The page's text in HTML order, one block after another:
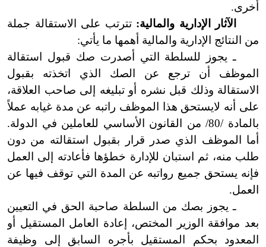
أخرى.
الآثار
الإدارية والمالية: تترتب على الاستقالة جملة
من النتائج الإدارية والمالية أهمها ما يأتي:
ـ يجوز للسلطة التي أصدرت صك قبول استقالة
الموظف أن ترجع عن الصك الذي اتخذته بقبول
الاستقالة وذلك قبل نشره أو تبليغه إلى صاحب العلاقة،
على أنه لايستحق هذا الموظف راتبه عن مدة غيابه عملاً
بالمادة /80/ من القانون الأساسي للعاملين في الدولة.
أما الموظف الذي صدر قرار بقبول استقالته من دون
طلب منه، ثم استبان للإدارة خطؤها فأعادته إلى العمل
فإنه يستحق جميع رواتبه عن المدة التي توقف فيها عن
العمل.
ـ يجوز
بصك من السلطة صاحبة الحق في التعيين
بعد موافقة الوزير المختص، إعادة العامل المستقيل أو
المعدود بحكم المستقيل بأجره السابق إلى وظيفة